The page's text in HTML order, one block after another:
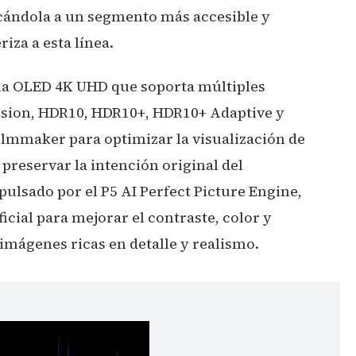
a un segmento más accesible y
a esta línea.
OLED 4K UHD que soporta múltiples
HDR10, HDR10+, HDR10+ Adaptive y
para optimizar la visualización de
la intención original del
por el P5 AI Perfect Picture Engine,
para mejorar el contraste, color y
ricas en detalle y realismo.